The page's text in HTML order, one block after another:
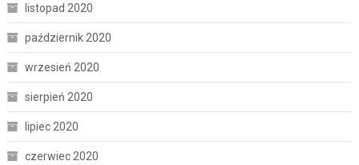
listopad 2020
październik 2020
wrzesień 2020
sierpień 2020
lipiec 2020
czerwiec 2020